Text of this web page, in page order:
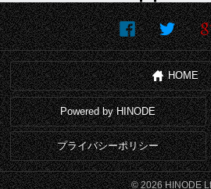
HOME
Powered by HINODE
プライバシーポリシー
© 2026 HINODE